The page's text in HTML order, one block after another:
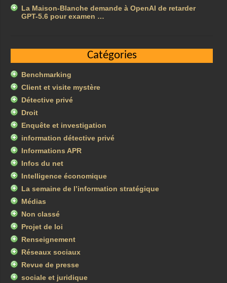
La Maison-Blanche demande à OpenAI de retarder
GPT-5.6 pour examen …
Catégories
Benchmarking
Client et visite mystère
Détective privé
Droit
Enquête et investigation
information détective privé
Informations APR
Infos du net
Intelligence économique
La semaine de l’information stratégique
Médias
Non classé
Projet de loi
Renseignement
Réseaux sociaux
Revue de presse
sociale et juridique